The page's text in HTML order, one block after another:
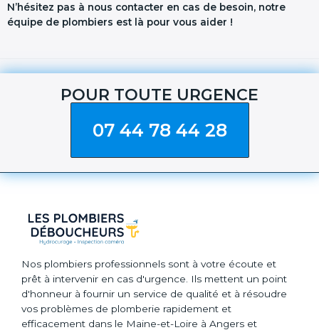
N’hésitez pas à nous contacter en cas de besoin, notre
équipe de plombiers est là pour vous aider !
POUR TOUTE URGENCE
07 44 78 44 28
Nos plombiers professionnels sont à votre écoute et
prêt à intervenir en cas d'urgence. Ils mettent un point
d'honneur à fournir un service de qualité et à résoudre
vos problèmes de plomberie rapidement et
efficacement dans le Maine-et-Loire à Angers et